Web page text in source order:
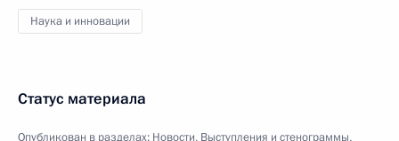
Наука и инновации
Статус материала
Опубликован в разделах: Новости, Выступления и стенограммы,